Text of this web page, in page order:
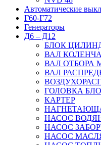
Автоматические
Г60-Г72
Генераторы
Д6 – Д12
БЛОК
ВАЛ
ВАЛ ОТБОРА
ВАЛ
ГОЛОВКА
КАРТЕР
НАСОС
НАСОС
НАСОС